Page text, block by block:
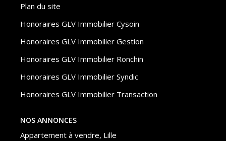
Plan du site
Honoraires GLV Immobilier Cysoin
Honoraires GLV Immobilier Gestion
Honoraires GLV Immobilier Ronchin
Honoraires GLV Immobilier Syndic
Honoraires GLV Immobilier Transaction
NOS ANNONCES
Appartement à vendre, Lille